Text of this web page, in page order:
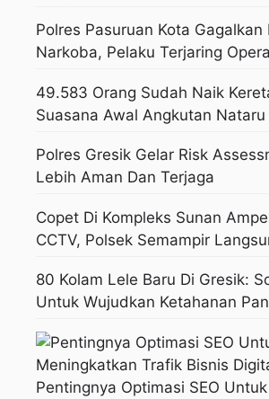
Polres Pasuruan Kota Gagalkan
Narkoba, Pelaku Terjaring
49.583 Orang Sudah Naik
Suasana Awal Angkutan
Polres Gresik Gelar Risk
Lebih Aman Dan Terjaga
Copet Di Kompleks Sunan
CCTV, Polsek Semampir
80 Kolam Lele Baru Di Gresik:
Untuk Wujudkan Ketahanan
Pentingnya Optimasi SEO Untuk